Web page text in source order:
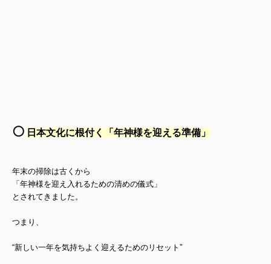
⚪️ 日本文化に根付く「年神様を迎える準備」
年末の掃除は古くから
「年神様を迎え入れるための清めの儀式」
とされてきました。
つまり、
“新しい一年を気持ちよく迎えるためのリセット”